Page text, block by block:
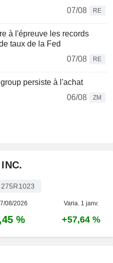
07/08
RE
à l'épreuve les records
taux de la Fed
07/08
RE
persiste à l'achat
06/08
ZM
08/2026 Varia. 1 janv.
% +57,64 %